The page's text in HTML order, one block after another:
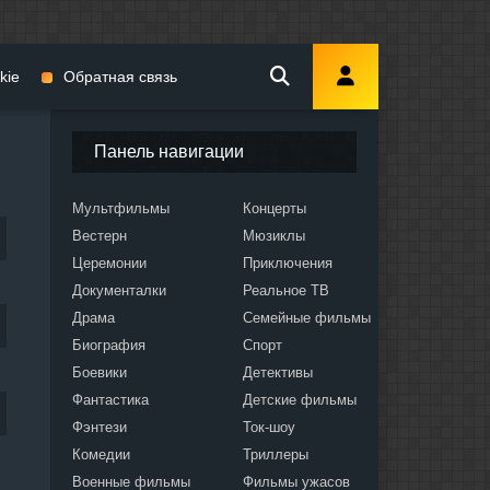
Панель навигации
Мультфильмы
Вестерн
Церемонии
Документалки
Драма
Биография
Боевики
Фантастика
Фэнтези
Комедии
Военные фильмы
Концерты
Мюзиклы
Приключения
Реальное ТВ
Семейные фильмы
Спорт
Детективы
Детские фильмы
Ток-шоу
Триллеры
Фильмы ужасов
Обратная связь